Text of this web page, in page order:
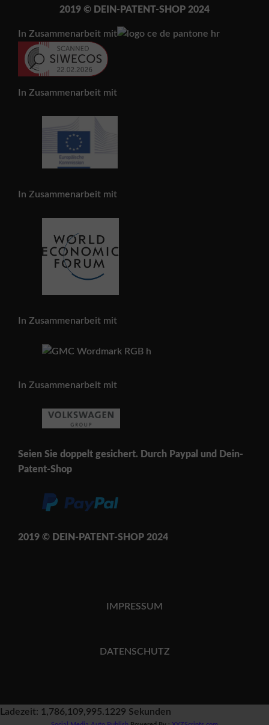
2019 © DEIN-PATENT-SHOP 2024
In Zusammenarbeit mit
In Zusammenarbeit mit
In Zusammenarbeit mit
In Zusammenarbeit mit
In Zusammenarbeit mit
Seien Sie doppelt gesichert. Durch Paypal und Dein-
Patent-Shop
2019 © DEIN-PATENT-SHOP 2024
IMPRESSUM
DATENSCHUTZ
Ladezeit: 1,786,109,995.1229 Sekunden